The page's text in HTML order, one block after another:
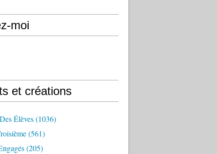
moi
et créations
Élèves(1036)
(561)
(205)